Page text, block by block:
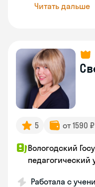
Читать дальше
5 от 1590
Вологодский
педагогический
Работала с